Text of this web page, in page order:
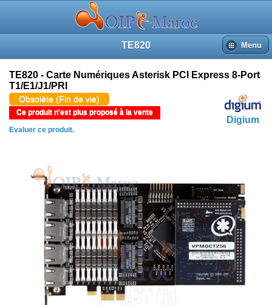
TE820 Menu
Digium
TE820 - Carte Numériques Asterisk PCI Express 8-Port
T1/E1/J1/PRI
Obsolète (Fin de vie)
Ce produit n'est plus proposé à la vente
Evaluer ce produit.